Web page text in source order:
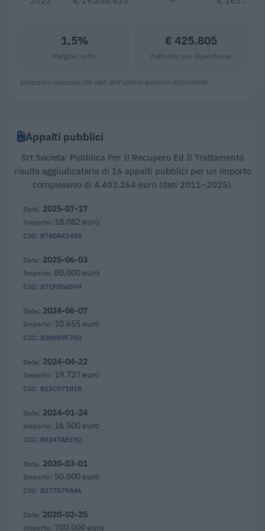
1,5%
Margine netto
€ 425.805
Fatturato per dipendente
Indicatori calcolati dai dati dell'ultimo bilancio disponibile.
Appalti pubblici
Srt Societa' Pubblica Per Il Recupero Ed Il Trattamento
risulta aggiudicataria di 16 appalti pubblici per un importo
complessivo di 4.403.264 euro (dati 2011–2025).
B7ADA42489
2025-07-17
18.082 euro
B71F050599
2025-06-03
80.000 euro
B20689E76D
2024-06-07
10.655 euro
B15C97181B
2024-04-22
19.727 euro
B0247AEC92
2024-01-24
16.500 euro
8277579A46
2020-03-01
50.000 euro
2020-02-25
700.000 euro